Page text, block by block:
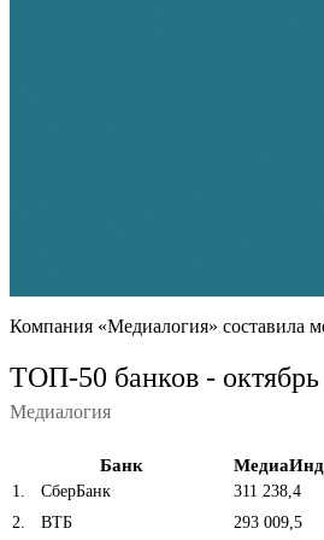
Компания «Медиалогия» составила
ТОП-50 банков -
Медиалогия
Банк
1 СберБанк
311 238,4
2
ВТБ
293 009,5